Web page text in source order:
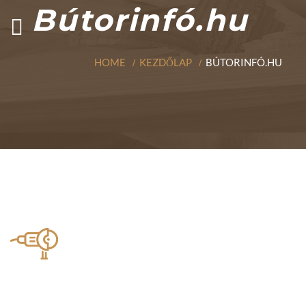
Bútorinfó.hu
HOME KEZDŐLAP BÚTORINFÓ.HU